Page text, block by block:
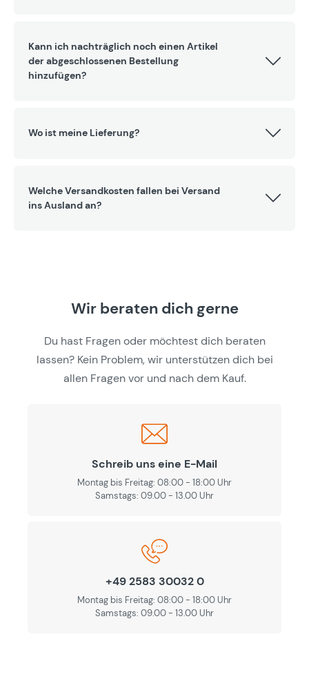
Kann ich nachträglich noch einen Artikel
der abgeschlossenen Bestellung
hinzufügen?
Wo ist meine Lieferung?
Welche Versandkosten fallen bei Versand
ins Ausland an?
Wir beraten dich gerne
Du hast Fragen oder möchtest dich beraten
lassen? Kein Problem, wir unterstützen dich bei
allen Fragen vor und nach dem Kauf.
Schreib uns eine E-Mail
Montag bis Freitag: 08:00 - 18:00 Uhr
Samstags: 09.00 - 13.00 Uhr
+49 2583 30032 0
Montag bis Freitag: 08:00 - 18:00 Uhr
Samstags: 09.00 - 13.00 Uhr